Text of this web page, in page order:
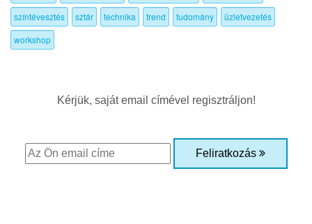
színtévesztés
sztár technika trend tudomány
üzletvezetés
workshop
Kérjük, saját email címével regisztráljon!
Feliratkozás